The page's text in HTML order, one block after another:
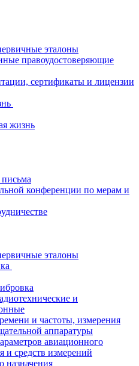
эталоны
правоудостоверяющие
сертификаты и лицензии
жизнь
конференции по мерам и
эталоны
и
и частоты, измерения
аппаратуры
авиационного
и средств измерений
назначения